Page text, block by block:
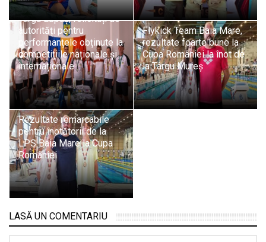
Sportivii A.C.S. Athletic
Târgu Lăpuș, felicitați de
autorități pentru
performanțele obținute la
competițiile naționale și
internaționale
Flykick Team Baia Mare,
rezultate foarte bune la
Cupa României la înot de
la Târgu Mureș
Rezultate remarcabile
pentru înotătorii de la
LPS Baia Mare la Cupa
României
LASĂ UN COMENTARIU